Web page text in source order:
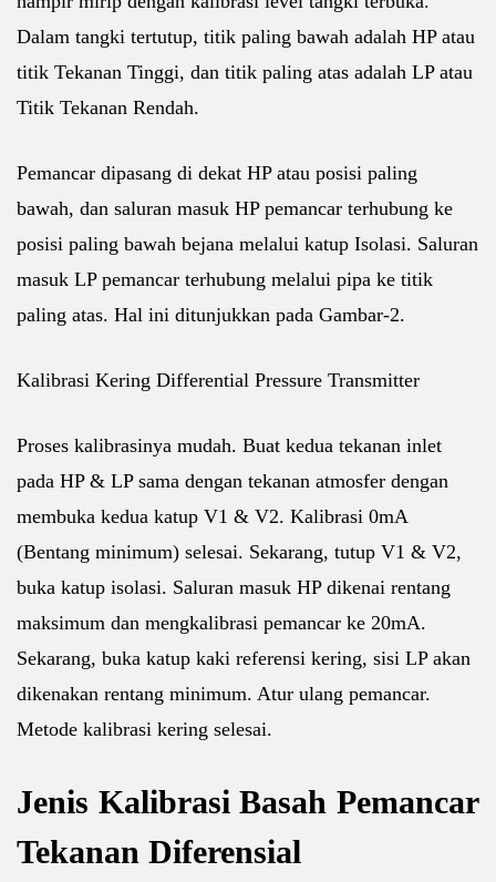
Dalam tangki tertutup, titik paling bawah adalah HP atau
titik Tekanan Tinggi, dan titik paling atas adalah LP atau
Titik Tekanan Rendah.
Pemancar dipasang di dekat HP atau posisi paling
bawah, dan saluran masuk HP pemancar terhubung ke
posisi paling bawah bejana melalui katup Isolasi. Saluran
masuk LP pemancar terhubung melalui pipa ke titik
paling atas. Hal ini ditunjukkan pada Gambar-2.
Kalibrasi Kering Differential Pressure Transmitter
Proses kalibrasinya mudah. Buat kedua tekanan inlet
pada HP & LP sama dengan tekanan atmosfer dengan
membuka kedua katup V1 & V2. Kalibrasi 0mA
(Bentang minimum) selesai. Sekarang, tutup V1 & V2,
buka katup isolasi. Saluran masuk HP dikenai rentang
maksimum dan mengkalibrasi pemancar ke 20mA.
Sekarang, buka katup kaki referensi kering, sisi LP akan
dikenakan rentang minimum. Atur ulang pemancar.
Metode kalibrasi kering selesai.
Jenis Kalibrasi Basah Pemancar
Tekanan Diferensial